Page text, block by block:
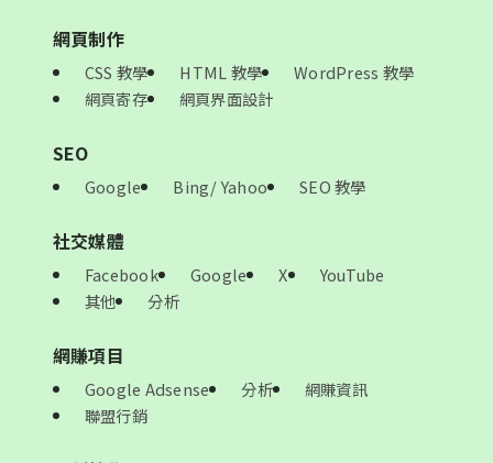
網頁制作
CSS 教學 HTML 教學
WordPress 教學
網頁寄存
網頁界面設計
SEO
Google Bing/ Yahoo SEO 教學
社交媒體
Facebook Google X
YouTube
其他
分析
網賺項目
Google Adsense 分析
網賺資訊
聯盟行銷